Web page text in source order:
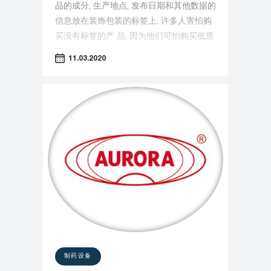
品的成分, 生产地点, 发布日期和其他数据的
信息放在装饰包装的标签上. 许多人害怕购
买没有标签的产 品, 因为他们可怕购买低质
量假货. 负责任的制造商确保客户能够完全
11.03.2020
制药设备